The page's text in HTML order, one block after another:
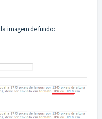
imagem de fundo: